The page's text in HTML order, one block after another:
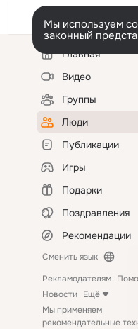
Мы используем
законный
Левая
колонкаГлавная
Видео
Группы
Люди
Публикации
Игры
Подарки
Поздравления
Рекомендации
Сменить язык
Рекламодателям
Новости Ещё
Мы применяем
рекомендательные